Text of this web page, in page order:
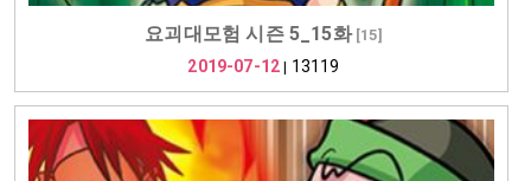
요괴대모험 시즌 5_15화[15]
2019-07-12 13119